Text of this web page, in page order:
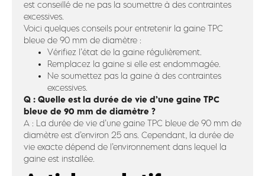
est conseillé de ne pas la soumettre à des contraintes
excessives.
Voici quelques conseils pour entretenir la gaine TPC
bleue de 90 mm de diamètre :
Vérifiez l’état de la gaine régulièrement.
Remplacez la gaine si elle est endommagée.
Ne soumettez pas la gaine à des contraintes
excessives.
Q : Quelle est la durée de vie d’une gaine TPC
bleue de 90 mm de diamètre ?
A : La durée de vie d’une gaine TPC bleue de 90 mm de
diamètre est d’environ 25 ans. Cependant, la durée de
vie exacte dépend de l’environnement dans lequel la
gaine est installée.